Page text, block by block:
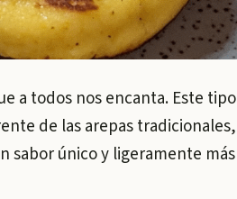
a todos nos encanta. Este tipo
de las arepas tradicionales,
sabor único y ligeramente más